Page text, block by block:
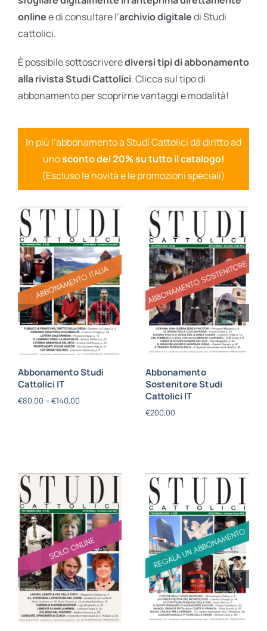
Ares Gift Card
onlinee di consultare l’archivio digitaledi Studi
cattolici.
È possibile sottoscriverediversi tipi di abbonamento
alla rivista Studi Cattolici. Clicca sul tipo di
abbonamento per scoprirne vantaggi e modalità!
In più l’abbonamento a Studi Cattolici dà diritto ad
unosconto del 20% su tutto il catalogo!
(Escluso le novità e le promozioni speciali)
Abbonamento Studi
Cattolici IT
€80,00 – €140,00
Abbonamento
Sostenitore Studi
Cattolici IT
€200,00